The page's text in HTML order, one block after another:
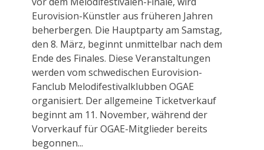
Eurovision-Künstler aus früheren Jahren
beherbergen. Die Hauptparty am Samstag,
den 8. März, beginnt unmittelbar nach dem
Ende des Finales. Diese Veranstaltungen
werden vom schwedischen Eurovision-
Fanclub Melodifestivalklubben OGAE
organisiert. Der allgemeine Ticketverkauf
beginnt am 11. November, während der
Vorverkauf für OGAE-Mitglieder bereits
begonnen...